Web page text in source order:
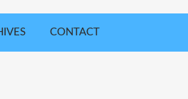
CONTACT